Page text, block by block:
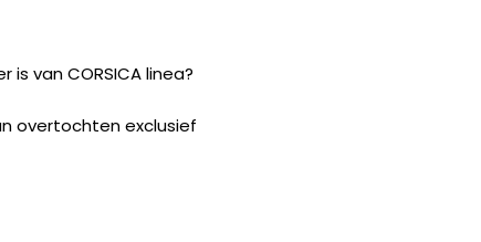
van CORSICA linea?
overtochten exclusief